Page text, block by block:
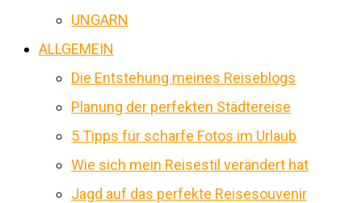
UNGARN
ALLGEMEIN
Die Entstehung meines Reiseblogs
Planung der perfekten Städtereise
5 Tipps für scharfe Fotos im Urlaub
Wie sich mein Reisestil verändert hat
Jagd auf das perfekte Reisesouvenir